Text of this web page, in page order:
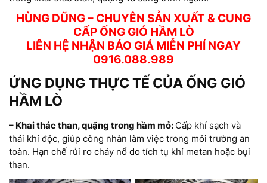
HÙNG DŨNG – CHUYÊN SẢN XUẤT & CUNG
CẤP ỐNG GIÓ HẦM LÒ
LIÊN HỆ NHẬN BÁO GIÁ MIỄN PHÍ NGAY
0916.088.989
ỨNG DỤNG THỰC TẾ CỦA ỐNG GIÓ
HẦM LÒ
– Khai thác than, quặng trong hầm mỏ: Cấp khí sạch và
thải khí độc, giúp công nhân làm việc trong môi trường an
toàn. Hạn chế rủi ro cháy nổ do tích tụ khí metan hoặc bụi
than.